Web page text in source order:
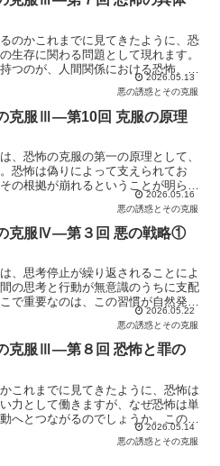
のかこれまでに見てきたように、恐
生存に関わる問題として現れます。
つのが、人間関係における恐怖、す
す。人はなぜ、他人の目を...2026.05.13
悪の誘惑とその克服
克服Ⅲ―第10回 克服の原理
恐怖の克服の第一の原理として、
恐怖は偽りによって支えられてお
の根拠が崩れるということが明らか
つの重要な問題が残ります。...
2026.05.16
悪の誘惑とその克服
克服Ⅳ―第３回 悪の戦略①
、思考停止が繰り返されることによ
の思考と行動が無意識のうちに支配
で重要なのは、この習慣が自然発生
点です。そこには、人間か...2026.05.22
悪の誘惑とその克服
克服Ⅲ―第８回 恐怖と罪の
これまでに見てきたように、恐怖は
力として働きますが、なぜ恐怖は単
へとつながるのでしょうか。この問
の内面において、どのよう...2026.05.14
悪の誘惑とその克服